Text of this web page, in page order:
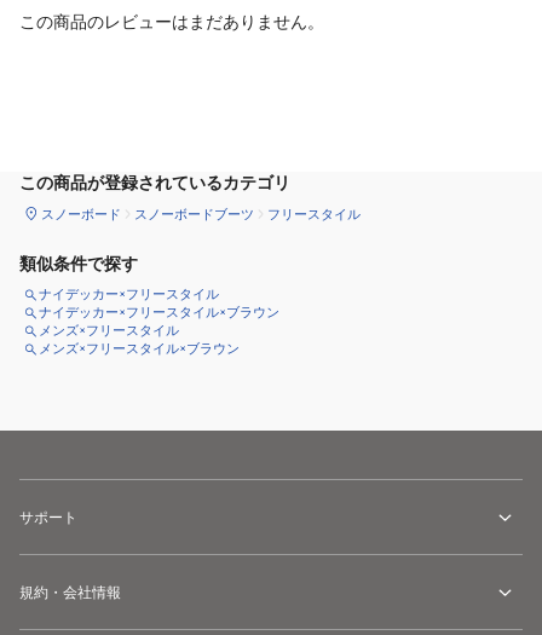
この商品のレビューはまだありません。
この商品が登録されているカテゴリ
スノーボード スノーボードブーツ フリースタイル
類似条件で探す
ナイデッカー×フリースタイル
ナイデッカー×フリースタイル×ブラウン
メンズ×フリースタイル
メンズ×フリースタイル×ブラウン
サポート
規約・会社情報